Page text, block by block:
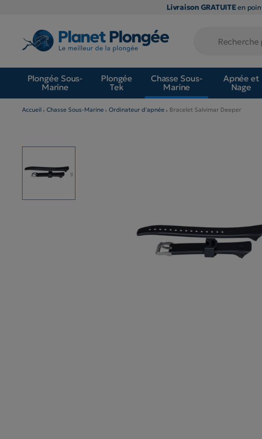
Livraison GRATUITEen
Plongée Sous-
Marine
Plongée
Tek
Chasse Sous-
Marine
Apnée et
Nage
Accueil Chasse Sous-Marine Ordinateur d'apnée Bracelet Salvimar Deeper